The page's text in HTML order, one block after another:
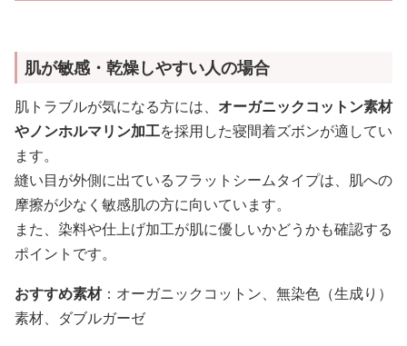
肌が敏感・乾燥しやすい人の場合
肌トラブルが気になる方には、 オーガニックコットン素材
やノンホルマリン加工を採用した寝間着ズボンが適してい
ます。
縫い目が外側に出ているフラットシームタイプは、肌への
摩擦が少なく敏感肌の方に向いています。
また、染料や仕上げ加工が肌に優しいかどうかも確認する
ポイントです。
おすすめ素材：オーガニックコットン、無染色（生成り）
素材、ダブルガーゼ